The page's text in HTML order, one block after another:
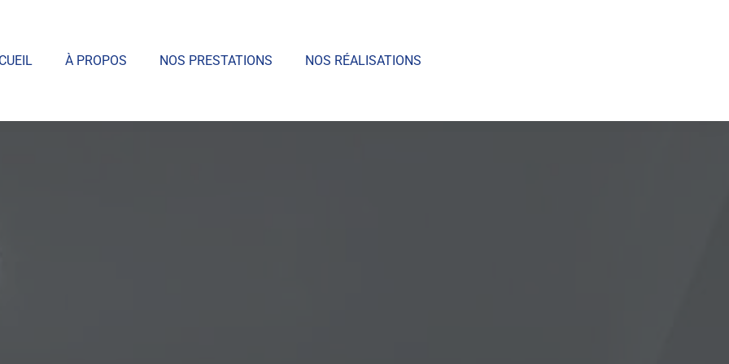
À PROPOS NOS PRESTATIONS NOS RÉALISATIONS